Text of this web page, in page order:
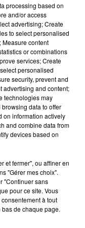
23-mai.mp3
processing based on
and/or access
advertising; Create
to select personalised
Measure content
or combinations
services; Create
personalised
security, prevent and
advertising and content;
technologies may
data to offer
on information actively
and combine data from
devices based on
et fermer", ou affiner en
"Gérer mes choix".
"Continuer sans
pour ce site. Vous
à tout
de chaque page.